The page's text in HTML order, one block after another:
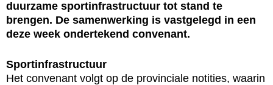
duurzame sportinfrastructuur tot stand te
brengen. De samenwerking is vastgelegd in een
deze week ondertekend convenant.
Sportinfrastructuur
Het convenant volgt op de provinciale notities, waarin